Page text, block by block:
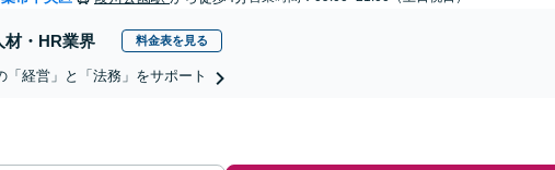
材・HR業界 料金表を見る
「経営」と「法務」をサポート